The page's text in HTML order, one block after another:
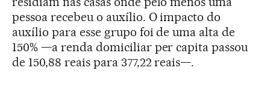
pessoa recebeu o auxílio. O impacto do
auxílio para esse grupo foi de uma alta de
150% —a renda domiciliar per capita passou
de 150,88 reais para 377,22 reais—.